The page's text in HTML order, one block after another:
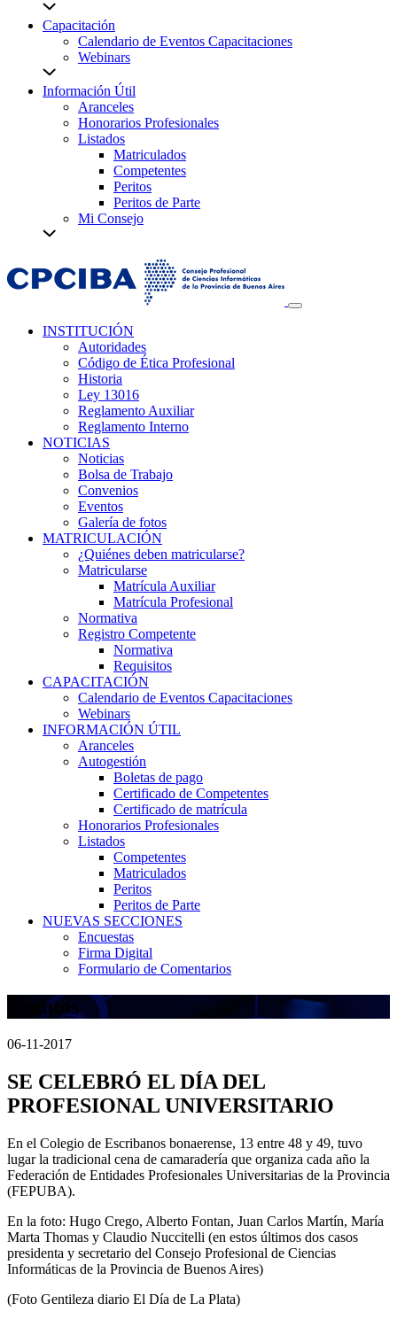
Capacitación
Calendario de Eventos Capacitaciones
Webinars
Información Útil
Aranceles
Honorarios Profesionales
Listados
Matriculados
Competentes
Peritos
Peritos de Parte
Mi Consejo
INSTITUCIÓN
Autoridades
Código de Ética Profesional
Historia
Ley 13016
Reglamento Auxiliar
Reglamento Interno
NOTICIAS
Noticias
Bolsa de Trabajo
Convenios
Eventos
Galería de fotos
MATRICULACIÓN
¿Quiénes deben matricularse?
Matricularse
Matrícula Auxiliar
Matrícula Profesional
Normativa
Registro Competente
Normativa
Requisitos
CAPACITACIÓN
Calendario de Eventos Capacitaciones
Webinars
INFORMACIÓN ÚTIL
Aranceles
Autogestión
Boletas de pago
Certificado de Competentes
Certificado de matrícula
Honorarios Profesionales
Listados
Competentes
Matriculados
Peritos
Peritos de Parte
NUEVAS SECCIONES
Encuestas
Firma Digital
Formulario de Comentarios
Eventos
06-11-2017
SE CELEBRÓ EL DÍA DEL
PROFESIONAL UNIVERSITARIO
En el Colegio de Escribanos bonaerense, 13 entre 48 y 49, tuvo
lugar la tradicional cena de camaradería que organiza cada año la
Federación de Entidades Profesionales Universitarias de la Provincia
(FEPUBA).
En la foto: Hugo Crego, Alberto Fontan, Juan Carlos Martín, María
Marta Thomas y Claudio Nuccitelli (en estos últimos dos casos
presidenta y secretario del Consejo Profesional de Ciencias
Informáticas de la Provincia de Buenos Aires)
(Foto Gentileza diario El Día de La Plata)